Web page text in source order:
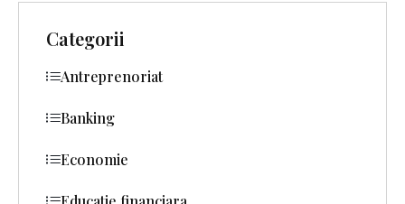
Categorii
Antreprenoriat
Banking
Economie